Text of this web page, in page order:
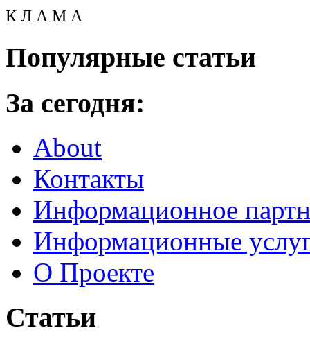
К Л А М А
Популярные статьи
За сегодня:
About
Контакты
Информационное
Информационные
О Проекте
Статьи